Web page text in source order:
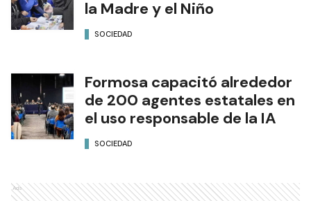
la Madre y el Niño
SOCIEDAD
Formosa capacitó alrededor
de 200 agentes estatales en
el uso responsable de la IA
SOCIEDAD
Ads